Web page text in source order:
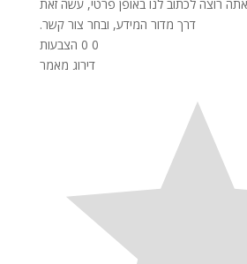
רוצה לכתוב לנו באופן פרטי, עשה זאת
דרך מדור המידע, ובחר צור קשר.
0
0 הצבעות
דירוג מאמר